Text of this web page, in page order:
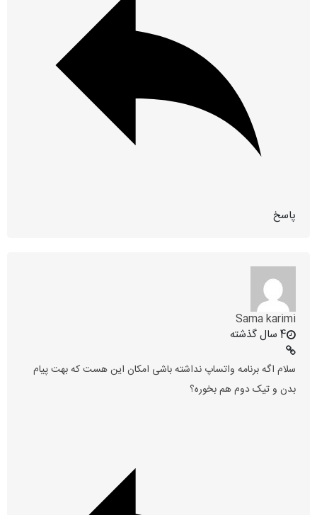
پاسخ
Sama karimi
4 سال گذشته
سلام اگه برنامه واتساپ نداشته باشی امکان این هست که بهت پیام
بدن و تیک دوم هم بخوره؟